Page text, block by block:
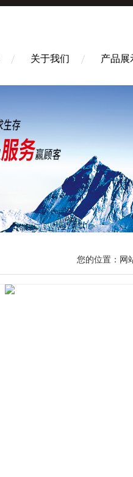
关于我们 产品展
您的位置： 网